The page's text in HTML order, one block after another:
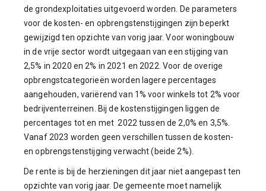
de grondexploitaties uitgevoerd worden. De parameters
voor de kosten- en opbrengstenstijgingen zijn beperkt
gewijzigd ten opzichte van vorig jaar. Voor woningbouw
in de vrije sector wordt uitgegaan van een stijging van
2,5% in 2020 en 2% in 2021 en 2022. Voor de overige
opbrengstcategorieën worden lagere percentages
aangehouden, variërend van 1% voor winkels tot 2% voor
bedrijventerreinen. Bij de kostenstijgingen liggen de
percentages tot en met 2022 tussen de 2,0% en 3,5%.
Vanaf 2023 worden geen verschillen tussen de kosten-
en opbrengstenstijging verwacht (beide 2%).
De rente is bij de herzieningen dit jaar niet aangepast ten
opzichte van vorig jaar. De gemeente moet namelijk